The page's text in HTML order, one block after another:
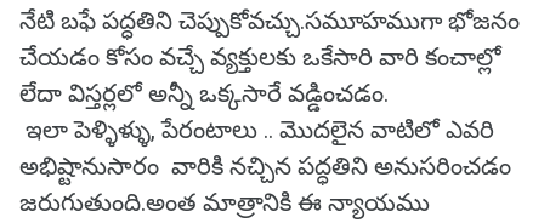
నేటి బఫే పద్ధతిని చెప్పుకోవచ్చు.సమూహముగా భోజనం
చేయడం కోసం వచ్చే వ్యక్తులకు ఒకేసారి వారి కంచాల్లో
లేదా విస్తర్లలో అన్నీ ఒక్కసారే వడ్డించడం.
ఇలా పెళ్ళిళ్ళు, పేరంటాలు .. మొదలైన వాటిలో ఎవరి
అభిష్టానుసారం వారికి నచ్చిన పద్ధతిని అనుసరించడం
జరుగుతుంది.అంత మాత్రానికి ఈ న్యాయము